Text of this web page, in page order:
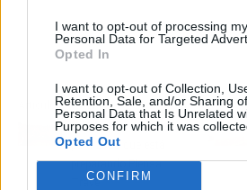
I want to opt-out of processing my
Personal Data for Targeted
Opted In
I want to opt-out of Collection,
Retention, Sale, and/or Sharing
Personal Data that Is Unrelated
Purposes for which it was
Opted Out
CONFIRM
Artículo anterior
Los 4 viajes grupales
para 2023 que está
preparando Piensa
Travel